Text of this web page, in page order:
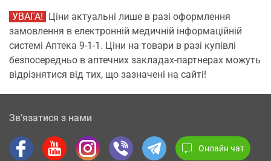
УВАГА! Ціни актуальні лише в разі оформлення
замовлення в електронній медичній інформаційній
системі Аптека 9-1-1. Ціни на товари в разі купівлі
безпосередньо в аптечних закладах-партнерах можуть
відрізнятися від тих, що зазначені на сайті!
Зв’язатися з нами
Онлайн чат